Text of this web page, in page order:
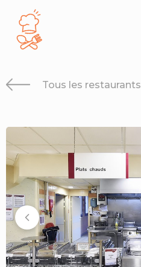
Tous les restaurants